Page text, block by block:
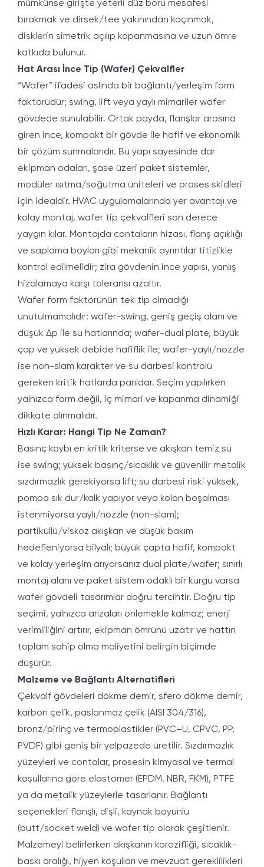
mümkünse girişte yeterli düz boru mesafesi
bırakmak ve dirsek/tee yakınından kaçınmak,
disklerin simetrik açılıp kapanmasına ve uzun ömre
katkıda bulunur.
Hat Arası İnce Tip (Wafer) Çekvalfler
“Wafer” ifadesi aslında bir bağlantı/yerleşim form
faktörüdür; swing, lift veya yaylı mimariler wafer
gövdede sunulabilir. Ortak payda, flanşlar arasına
giren ince, kompakt bir gövde ile hafif ve ekonomik
bir çözüm sunmalarıdır. Bu yapı sayesinde dar
ekipman odaları, şase üzeri paket sistemler,
modüler ısıtma/soğutma üniteleri ve proses skidleri
için idealdir. HVAC uygulamalarında yer avantajı ve
kolay montaj, wafer tip çekvalfleri son derece
yaygın kılar. Montajda contaların hizası, flanş açıklığı
ve saplama boyları gibi mekanik ayrıntılar titizlikle
kontrol edilmelidir; zira gövdenin ince yapısı, yanlış
hizalamaya karşı toleransı azaltır.
Wafer form faktörünün tek tip olmadığı
unutulmamalıdır: wafer-swing, geniş geçiş alanı ve
düşük Δp ile su hatlarında; wafer-dual plate, büyük
çap ve yüksek debide hafiflik ile; wafer-yaylı/nozzle
ise non-slam karakter ve su darbesi kontrolü
gereken kritik hatlarda parıldar. Seçim yapılırken
yalnızca form değil, iç mimari ve kapanma dinamiği
dikkate alınmalıdır.
Hızlı Karar: Hangi Tip Ne Zaman?
Basınç kaybı en kritik kriterse ve akışkan temiz su
ise swing; yüksek basınç/sıcaklık ve güvenilir metalik
sızdırmazlık gerekiyorsa lift; su darbesi riski yüksek,
pompa sık dur/kalk yapıyor veya kolon boşalması
istenmiyorsa yaylı/nozzle (non-slam);
partiküllü/viskoz akışkan ve düşük bakım
hedefleniyorsa bilyalı; büyük çapta hafif, kompakt
ve kolay yerleşim arıyorsanız dual plate/wafer; sınırlı
montaj alanı ve paket sistem odaklı bir kurgu varsa
wafer gövdeli tasarımlar doğru tercihtir. Doğru tip
seçimi, yalnızca arızaları önlemekle kalmaz; enerji
verimliliğini artırır, ekipman ömrünü uzatır ve hattın
toplam sahip olma maliyetini belirgin biçimde
düşürür.
Malzeme ve Bağlantı Alternatifleri
Çekvalf gövdeleri dökme demir, sfero dökme demir,
karbon çelik, paslanmaz çelik (AISI 304/316),
bronz/pirinç ve termoplastikler (PVC–U, CPVC, PP,
PVDF) gibi geniş bir yelpazede üretilir. Sızdırmazlık
yüzeyleri ve contalar, prosesin kimyasal ve termal
koşullarına göre elastomer (EPDM, NBR, FKM), PTFE
ya da metalik yüzeylerle tasarlanır. Bağlantı
seçenekleri flanşlı, dişli, kaynak boyunlu
(butt/socket weld) ve wafer tip olarak çeşitlenir.
Malzemeyi belirlerken akışkanın korozifliği, sıcaklık-
baskı aralığı, hijyen koşulları ve mevzuat gereklilikleri